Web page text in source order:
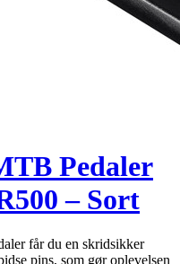
Pedaler
– Sort
får du en skridsikker
pins, som gør oplevelsen